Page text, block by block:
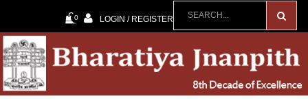
0 LOGIN / REGISTER